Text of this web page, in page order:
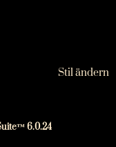
Stil ändern
6.0.24